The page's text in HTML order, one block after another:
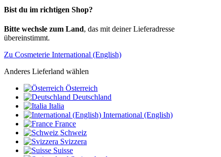
Bist du im richtigen Shop?
Bitte wechsle zum Land, das mit deiner Lieferadresse
übereinstimmt.
Zu Cosmeterie International (English)
Anderes Lieferland wählen
Österreich
Deutschland
Italia
International (English)
France
Schweiz
Svizzera
Suisse